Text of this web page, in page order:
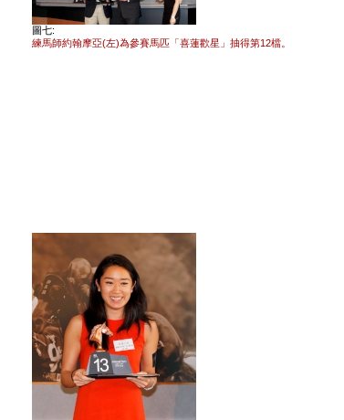
圖七:
練馬師約翰摩亞(左)為參賽馬匹「喜蓮歡星」抽得第12檔。